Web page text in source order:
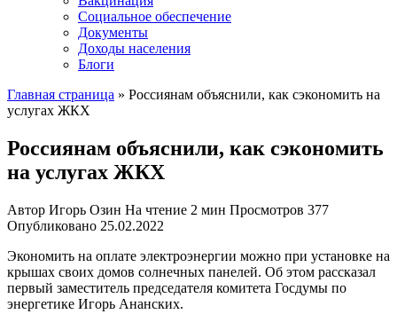
Социальное обеспечение
Документы
Доходы населения
Блоги
Главная страница » Россиянам объяснили, как сэкономить на
услугах ЖКХ
Россиянам объяснили, как сэкономить
на услугах ЖКХ
Автор Игорь Озин На чтение 2 мин Просмотров 377
Опубликовано 25.02.2022
Экономить на оплате электроэнергии можно при установке на
крышах своих домов солнечных панелей. Об этом рассказал
первый заместитель председателя комитета Госдумы по
энергетике Игорь Ананских.